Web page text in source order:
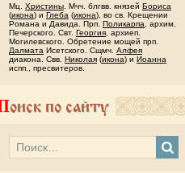
Мц. Христины . Мчч. блгвв. князей Бориса
(икона) и Глеба (икона), во св. Крещении
Романа и Давида. Прп. Поликарпа , архим.
Печерского. Свт. Георгия , архиеп.
Могилевского. Обретение мощей прп.
Далмата Исетского. Сщмч. Алфея
диакона. Свв. Николая (икона) и Иоанна
испп., пресвитеров.
Поиск по сайту